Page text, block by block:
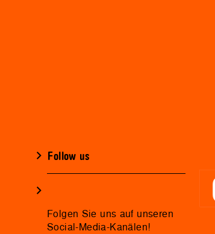
Follow us
Folgen Sie uns auf unseren
Social-Media-Kanälen!